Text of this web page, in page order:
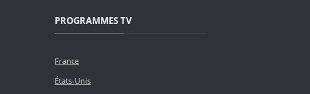
PROGRAMMES TV
France
États-Unis